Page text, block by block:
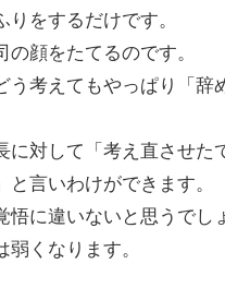
りをするだけです。
の顔をたてるのです。
う考えてもやっぱり「辞
に対して「考え直させた
と言いわけができます。
悟に違いないと思うでし
弱くなります。